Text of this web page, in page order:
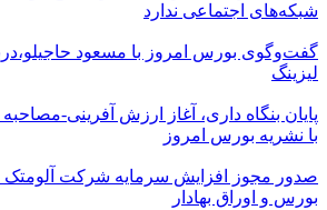
شبکه‌های اجتماعی ندارد
گفت‌وگوی بورس امروز با مسعود
لیزینگ
پایان بنگاه داری، آغاز ارزش آفرینی-
با نشریه بورس امروز
صدور مجوز افزایش سرمایه شرکت
بورس و اوراق بهادار